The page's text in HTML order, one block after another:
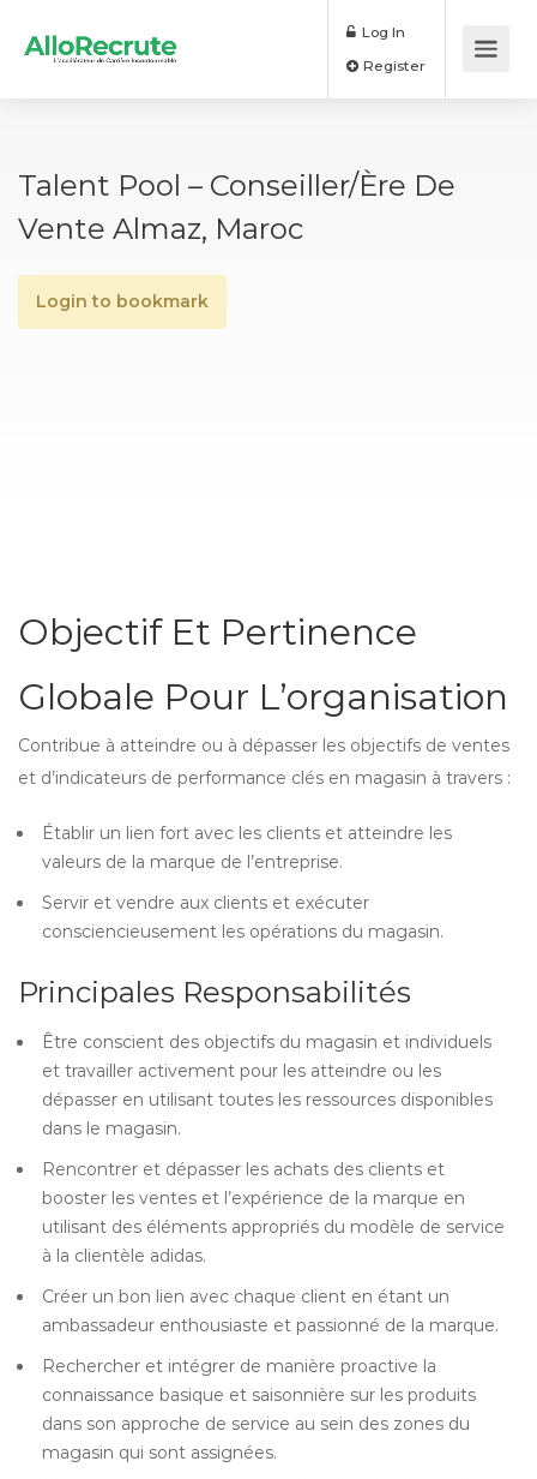
Log In
Talent Pool – Conseiller/ère De
Vente Almaz, Maroc
Login to bookmark
Objectif Et Pertinence
Globale Pour L’organisation
Contribue à atteindre ou à dépasser les objectifs de ventes
et d’indicateurs de performance clés en magasin à travers :
Établir un lien fort avec les clients et atteindre les
valeurs de la marque de l’entreprise.
Servir et vendre aux clients et exécuter
consciencieusement les opérations du magasin.
Principales Responsabilités
Être conscient des objectifs du magasin et individuels
et travailler activement pour les atteindre ou les
dépasser en utilisant toutes les ressources disponibles
dans le magasin.
Rencontrer et dépasser les achats des clients et
booster les ventes et l’expérience de la marque en
utilisant des éléments appropriés du modèle de service
à la clientèle adidas.
Créer un bon lien avec chaque client en étant un
ambassadeur enthousiaste et passionné de la marque.
Rechercher et intégrer de manière proactive la
connaissance basique et saisonnière sur les produits
dans son approche de service au sein des zones du
magasin qui sont assignées.